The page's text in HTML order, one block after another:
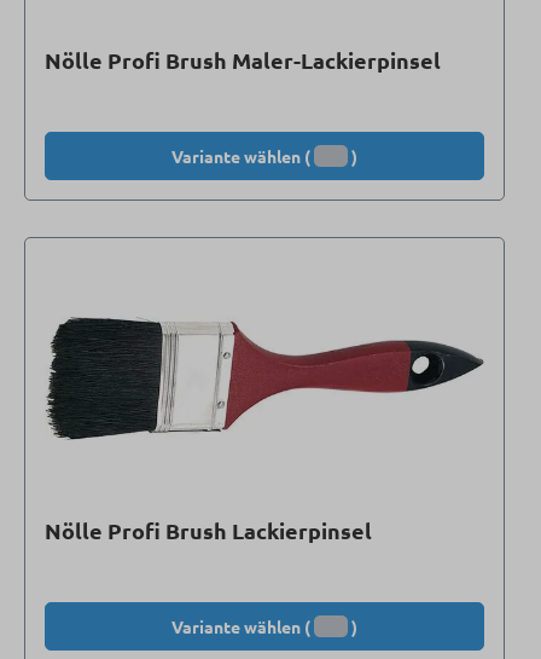
Nölle Profi Brush Maler-Lackierpinsel
Variante wählen ( )
Nölle Profi Brush Lackierpinsel
Variante wählen ( )